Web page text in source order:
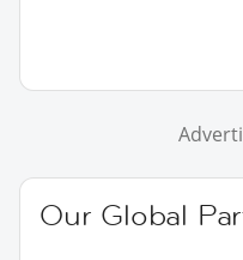
Our Global